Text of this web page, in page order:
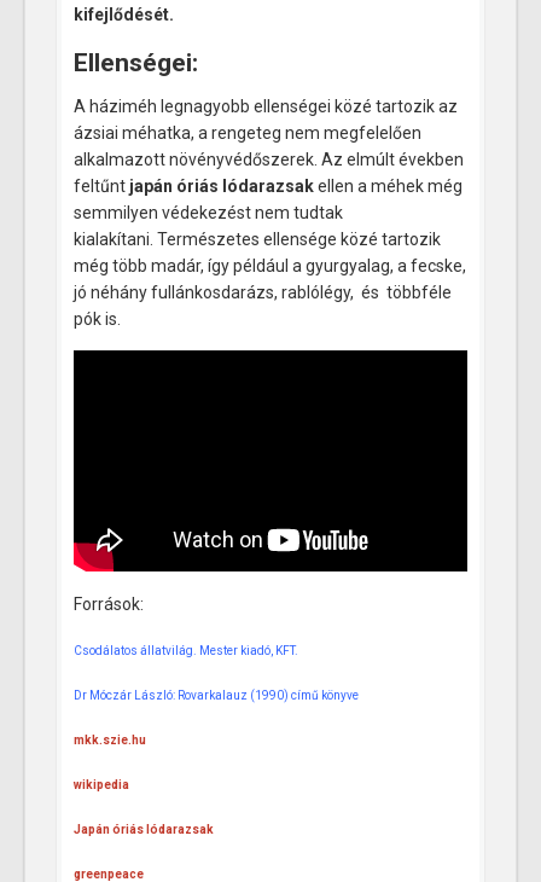
kifejlődését.
Ellenségei:
A háziméh legnagyobb ellenségei közé tartozik az
ázsiai méhatka, a rengeteg nem megfelelően
alkalmazott növényvédőszerek. Az elmúlt években
feltűnt japán óriás lódarazsakellen a méhek még
semmilyen védekezést nem tudtak
kialakítani. Természetes ellensége közé tartozik
még több madár, így például a gyurgyalag, a fecske,
jó néhány fullánkosdarázs, rablólégy, és többféle
pók is.
Források:
Csodálatos állatvilág. Mester kiadó, KFT.
Dr Móczár László: Rovarkalauz (1990) című könyve
mkk.szie.hu
wikipedia
Japán óriás lódarazsak
greenpeace